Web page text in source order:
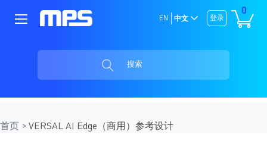
0
登录
EN 中文
搜索
首页 VERSAL AI Edge（商用）参考设计